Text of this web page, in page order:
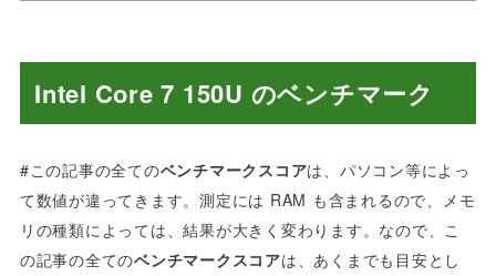
Intel Core 7 150U のベンチマーク
#この記事の全てのベンチマークスコアは、パソコン等によっ
て数値が違ってきます。測定には RAM も含まれるので、メモ
リの種類によっては、結果が大きく変わります。なので、こ
の記事の全てのベンチマークスコアは、あくまでも目安とし